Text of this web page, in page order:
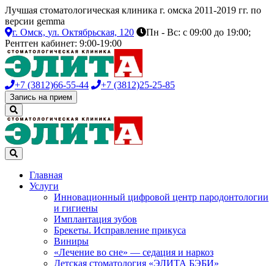
Лучшая стоматологическая клиника г. омска 2011-2019 гг. по
версии gemma
г. Омск, ул. Октябрьская, 120
Пн - Вс: с 09:00 до 19:00;
Рентген кабинет: 9:00-19:00
+7 (3812)66-55-44 +7 (3812)25-25-85
Запись на прием
Главная
Услуги
Инновационный цифровой центр пародонтологии
и гигиены
Имплантация зубов
Брекеты. Исправление прикуса
Виниры
«Лечение во сне» — седация и наркоз
Детская стоматология «ЭЛИТА БЭБИ»